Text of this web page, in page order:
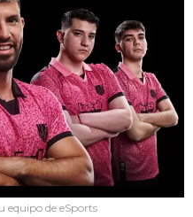
equipo de eSports